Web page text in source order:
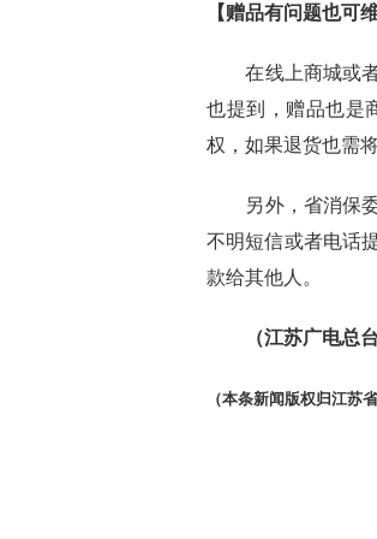
【赠品有问题也可维
在线上商城或者
也提到，赠品也是
权，如果退货也需
另外，省消保委
不明短信或者电话
款给其他人。
（江苏广电总台·
（本条新闻版权归江苏